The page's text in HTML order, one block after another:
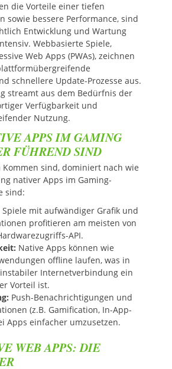
die Vorteile einer tiefen
sowie bessere Performance, sind
Entwicklung und Wartung
Webbasierte Spiele,
Web Apps (PWAs), zeichnen
schnellere Update-Prozesse aus.
streamt aus dem Bedürfnis der
Verfügbarkeit und
Nutzung.
APPS IM GAMING
FÜHREND SIND
Kommen sind, dominiert nach wie
nativer Apps im Gaming-
sind:
Spiele mit aufwändiger Grafik und
profitieren am meisten von
API.
Native Apps können wie
offline laufen, was in
Internetverbindung ein
Vorteil ist.
Push-Benachrichtigungen und
(z.B. Gamification, In-App-
Apps einfacher umzusetzen.
WEB APPS: DIE